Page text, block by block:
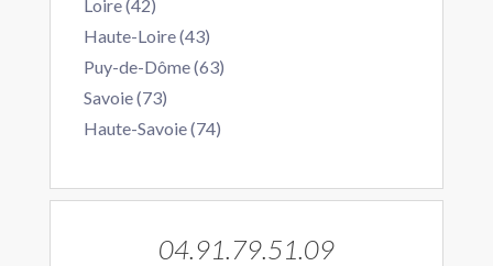
Loire (42)
Haute-Loire (43)
Puy-de-Dôme (63)
Savoie (73)
Haute-Savoie (74)
04.91.79.51.09